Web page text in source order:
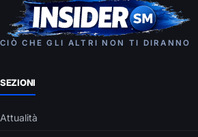
CIÒ CHE GLI ALTRI NON TI DIRANNO
SEZIONI
Attualità